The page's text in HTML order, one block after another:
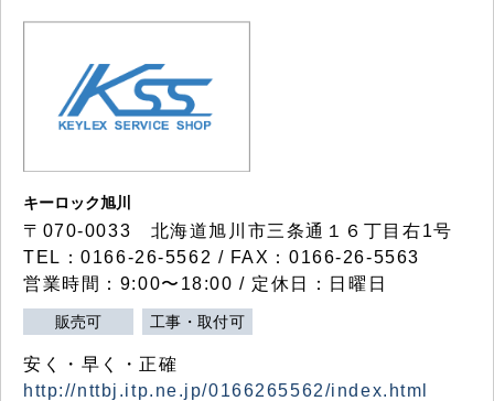
キーロック旭川
〒070-0033 北海道旭川市三条通１６丁目右1号
TEL：0166-26-5562 / FAX：0166-26-5563
営業時間：9:00〜18:00 / 定休日：日曜日
販売可 工事・取付可
安く・早く・正確
http://nttbj.itp.ne.jp/0166265562/index.html